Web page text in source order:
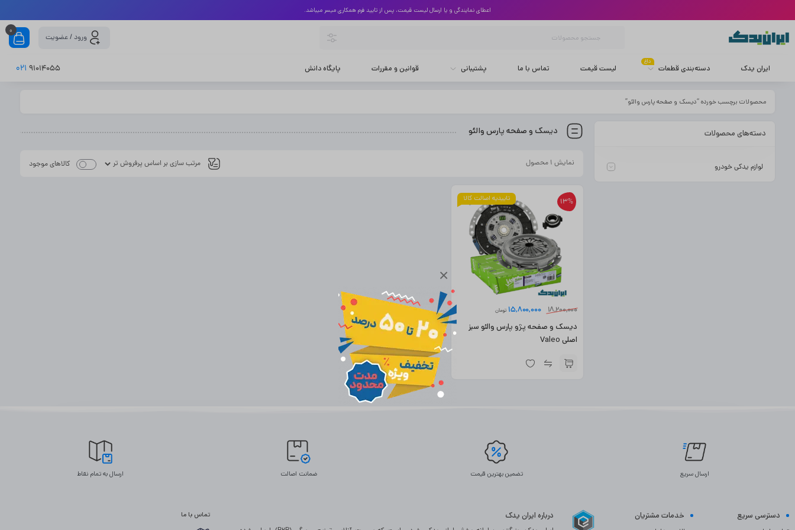
×
اعطای نمایندگی و یا ارسال لیست قیمت، پس از تایید فرم همکاری میسر میباشد.
ورود / عضویت
0
ایران یدک دسته‌بندی قطعات
داغ
لیست قیمت تماس با ما پشتیبانی قوانین و مقررات پایگاه دانش 91014055
021
محصولات برچسب خورده “دیسک و صفحه پارس والئو”
دیسک و صفحه پارس والئو
نمایش ۱ محصول کالاهای موجود
تاییدیه اصالت کالا 13%
18,200,000
15,800,000 تومان
دیسک و صفحه پژو پارس والئو سبز
اصلی Valeo
دسته‌های محصولات
لوازم یدکی خودرو
ارسال سریع تضمین بهترین قیمت ضمانت اصالت ارسال به تمام نقاط
دسترسی سریع خدمات مشتریان درباره ایران یدک تماس با ما